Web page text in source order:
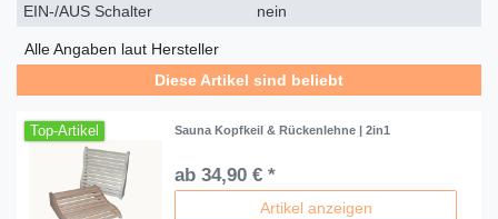
EIN-/AUS Schalter
nein
Alle Angaben laut Hersteller
Diese Artikel sind beliebt
Top-Artikel Sauna Kopfkeil & Rückenlehne | 2in1
ab 34,90 € *
Artikel anzeigen